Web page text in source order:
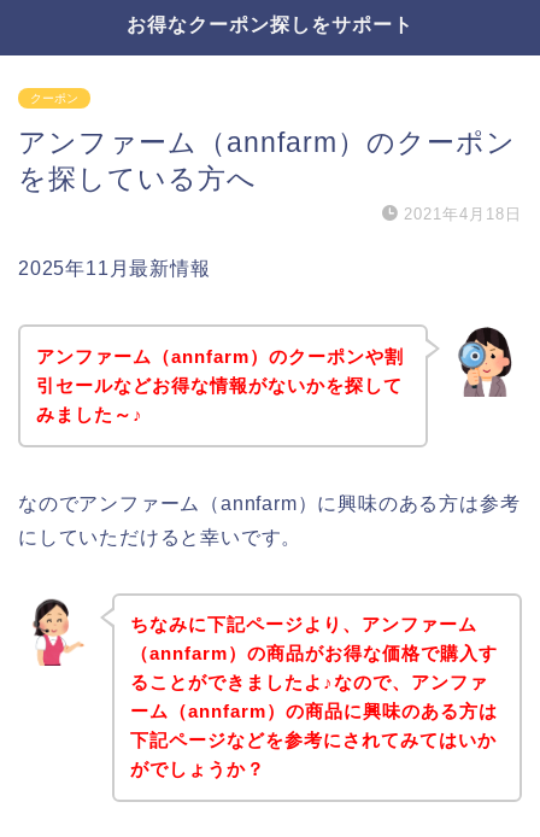
お得なクーポン探しをサポート
クーポン
アンファーム（annfarm）のクーポン
を探している方へ
2021年4月18日
2025年11月最新情報
アンファーム（annfarm）のクーポンや割
引セールなどお得な情報がないかを探して
みました～♪
なのでアンファーム（annfarm）に興味のある方は参考
にしていただけると幸いです。
ちなみに下記ページより、アンファーム
（annfarm）の商品がお得な価格で購入す
ることができましたよ♪なので、アンファ
ーム（annfarm）の商品に興味のある方は
下記ページなどを参考にされてみてはいか
がでしょうか？